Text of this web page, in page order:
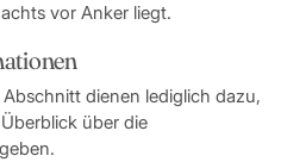
vor Anker liegt.
dienen lediglich dazu,
über die